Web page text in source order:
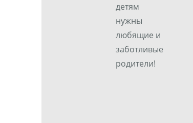
детям
нужны
любящие и
заботливые
родители!